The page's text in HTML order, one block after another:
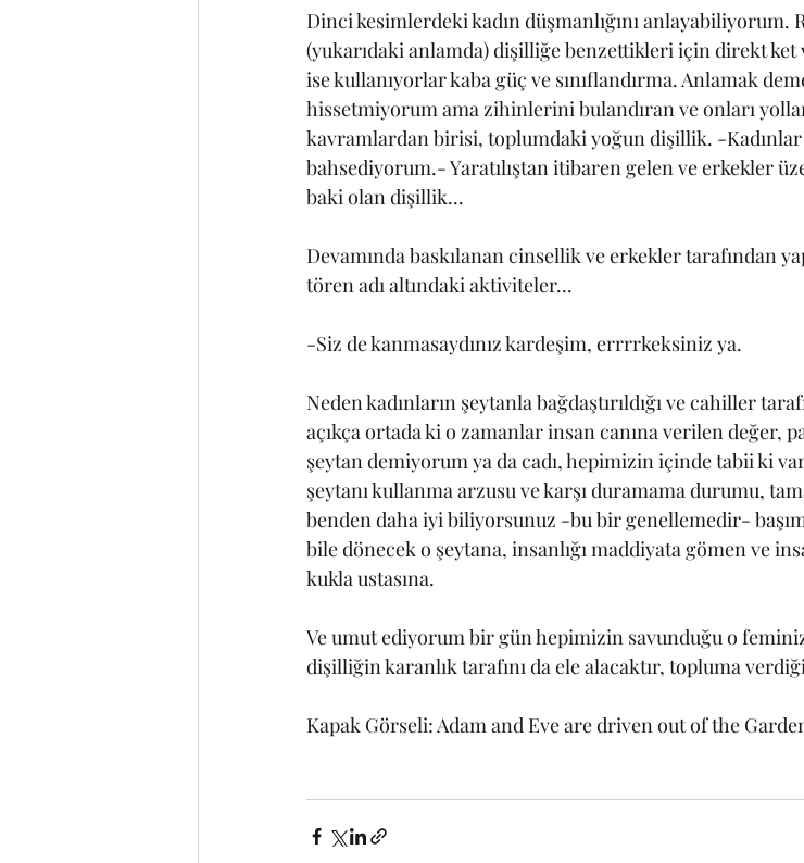
Dinci kesimlerdeki kadın düşmanlığını anlayabiliyorum.
(yukarıdaki anlamda) dişilliğe benzettikleri için direkt ket
ise kullanıyorlar kaba güç ve sınıflandırma. Anlamak
hissetmiyorum ama zihinlerini bulandıran ve onları
kavramlardan birisi, toplumdaki yoğun dişillik. -
bahsediyorum.- Yaratılıştan itibaren gelen ve erkekler
baki olan dişillik...
Devamında baskılanan cinsellik ve erkekler tarafından
tören adı altındaki aktiviteler...
-Siz de kanmasaydınız kardeşim, errrrkeksiniz ya.
Neden kadınların şeytanla bağdaştırıldığı ve cahiller
açıkça ortada ki o zamanlar insan canına verilen değer,
şeytan demiyorum ya da cadı, hepimizin içinde tabii ki
şeytanı kullanma arzusu ve karşı duramama durumu,
benden daha iyi biliyorsunuz -bu bir genellemedir-
bile dönecek o şeytana, insanlığı maddiyata gömen ve
kukla ustasına.
Ve umut ediyorum bir gün hepimizin savunduğu o
dişilliğin karanlık tarafını da ele alacaktır, topluma
Kapak Görseli: Adam and Eve are driven out of the